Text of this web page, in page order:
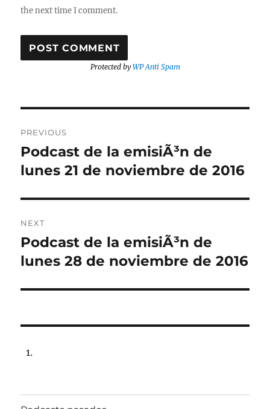
the next time I comment.
Protected byWP Anti Spam
navigation
PREVIOUS
Previous
post:
Podcast de la emisiÃ³n de
lunes 21 de noviembre de 2016
NEXT
Next
post:
Podcast de la emisiÃ³n de
lunes 28 de noviembre de 2016